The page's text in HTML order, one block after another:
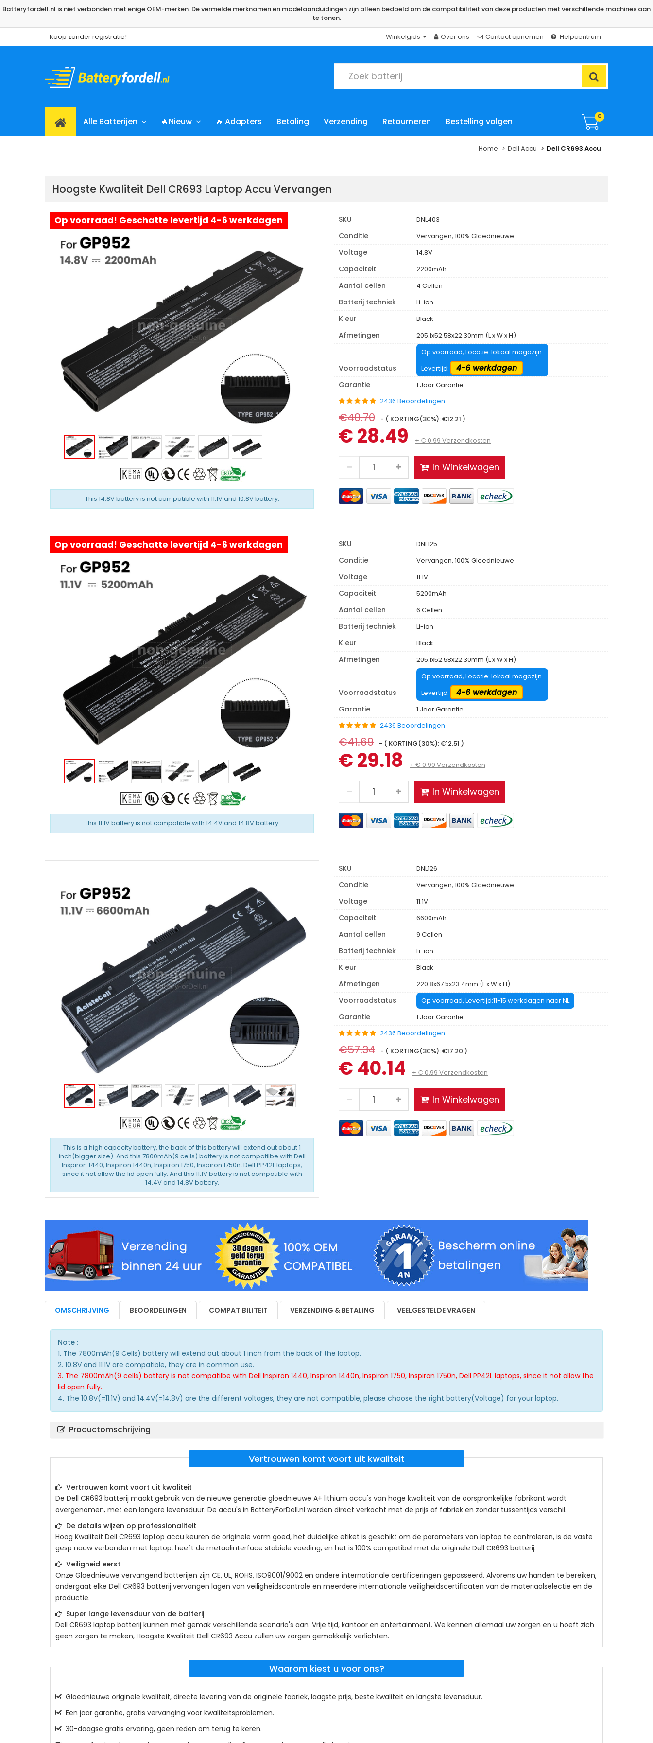
Batteryfordell.nl is niet verbonden met enige OEM-merken. De vermelde merknamen en modelaanduidingen zijn alleen bedoeld om de compatibiliteit van deze producten met verschillende machines aan
te tonen.
Koop zonder registratie! Helpcentrum
Contact opnemen
Over ons
Winkelgids
Alle Batterijen 🔥Nieuw 🔥 Adapters Betaling Verzending Retourneren Bestelling volgen 0
Home Dell Accu Dell CR693 Accu
Hoogste Kwaliteit Dell CR693 Laptop Accu Vervangen
This 14.8V battery is not compatible with 11.1V and 10.8V battery.
Op voorraad! Geschatte levertijd 4-6 werkdagen SKU DNL403
Conditie Vervangen, 100% Gloednieuwe
Voltage 14.8V
Capaciteit 2200mAh
Aantal cellen 4 Cellen
Batterij techniek Li-ion
Kleur Black
Afmetingen 205.1x52.58x22.30mm (L x W x H)
Voorraadstatus
Op voorraad, Locatie: lokaal magazijn.
Levertijd:
4-6 werkdagen
Garantie
1 Jaar Garantie
2436 Beoordelingen
€40.70 - ( KORTING(30%): €12.21 )
€ 28.49 + € 0.99 Verzendkosten
In Winkelwagen
This 11.1V battery is not compatible with 14.4V and 14.8V battery.
Op voorraad! Geschatte levertijd 4-6 werkdagen SKU DNL125
Conditie Vervangen, 100% Gloednieuwe
Voltage 11.1V
Capaciteit 5200mAh
Aantal cellen 6 Cellen
Batterij techniek Li-ion
Kleur Black
Afmetingen 205.1x52.58x22.30mm (L x W x H)
Voorraadstatus
Op voorraad, Locatie: lokaal magazijn.
Levertijd:
4-6 werkdagen
Garantie
1 Jaar Garantie
2436 Beoordelingen
€41.69 - ( KORTING(30%): €12.51 )
€ 29.18 + € 0.99 Verzendkosten
In Winkelwagen
This is a high capacity battery, the back of this battery will extend out about 1
inch(bigger size). And this 7800mAh(9 cells) battery is not compatilbe with Dell
Inspiron 1440, Inspiron 1440n, Inspiron 1750, Inspiron 1750n, Dell PP42L laptops,
since it not allow the lid open fully. And this 11.1V battery is not compatible with
14.4V and 14.8V battery.
SKU DNL126
Conditie Vervangen, 100% Gloednieuwe
Voltage 11.1V
Capaciteit 6600mAh
Aantal cellen 9 Cellen
Batterij techniek Li-ion
Kleur Black
Afmetingen 220.8x67.5x23.4mm (L x W x H)
Voorraadstatus Op voorraad, Levertijd:11-15 werkdagen naar NL
Garantie
1 Jaar Garantie
2436 Beoordelingen
€57.34 - ( KORTING(30%): €17.20 )
€ 40.14 + € 0.99 Verzendkosten
In Winkelwagen
OMSCHRIJVING BEOORDELINGEN COMPATIBILITEIT VERZENDING & BETALING VEELGESTELDE VRAGEN
Note :
1. The 7800mAh(9 Cells) battery will extend out about 1 inch from the back of the laptop.
2. 10.8V and 11.1V are compatible, they are in common use.
3. The 7800mAh(9 cells) battery is not compatilbe with Dell Inspiron 1440, Inspiron 1440n, Inspiron 1750, Inspiron 1750n, Dell PP42L laptops, since it not allow the
lid open fully.
4. The 10.8V(=11.1V) and 14.4V(=14.8V) are the different voltages, they are not compatible, please choose the right battery(Voltage) for your laptop.
Productomschrijving
Vertrouwen komt voort uit kwaliteit
Vertrouwen komt voort uit kwaliteit
De Dell CR693 batterij maakt gebruik van de nieuwe generatie gloednieuwe A+ lithium accu's van hoge kwaliteit van de oorspronkelijke fabrikant wordt
overgenomen, met een langere levensduur. De accu's in BatteryForDell.nl worden direct verkocht met de prijs af fabriek en zonder tussentijds verschil.
De details wijzen op professionaliteit
Hoog Kwaliteit Dell CR693 laptop accu keuren de originele vorm goed, het duidelijke etiket is geschikt om de parameters van laptop te controleren, is de vaste
gesp nauw verbonden met laptop, heeft de metaalinterface stabiele voeding, en het is 100% compatibel met de originele Dell CR693 batterij.
Veiligheid eerst
Onze Gloednieuwe vervangend batterijen zijn CE, UL, ROHS, ISO9001/9002 en andere internationale certificeringen gepasseerd. Alvorens uw handen te bereiken,
ondergaat elke Dell CR693 batterij vervangen lagen van veiligheidscontrole en meerdere internationale veiligheidscertificaten van de materiaalselectie en de
productie.
Super lange levensduur van de batterij
Dell CR693 laptop batterij kunnen met gemak verschillende scenario's aan: Vrije tijd, kantoor en entertainment. We kennen allemaal uw zorgen en u hoeft zich
geen zorgen te maken, Hoogste Kwaliteit Dell CR693 Accu zullen uw zorgen gemakkelijk verlichten.
Waarom kiest u voor ons?
Gloednieuwe originele kwaliteit, directe levering van de originele fabriek, laagste prijs, beste kwaliteit en langste levensduur.
Een jaar garantie, gratis vervanging voor kwaliteitsproblemen.
30-daagse gratis ervaring, geen reden om terug te keren.